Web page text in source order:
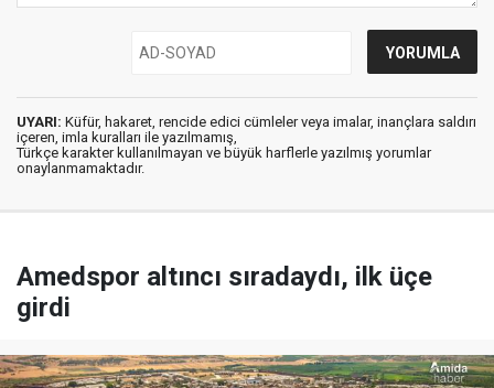
UYARI: Küfür, hakaret, rencide edici cümleler veya imalar, inançlara saldırı
içeren, imla kuralları ile yazılmamış,
Türkçe karakter kullanılmayan ve büyük harflerle yazılmış yorumlar
onaylanmamaktadır.
Amedspor altıncı sıradaydı, ilk üçe
girdi